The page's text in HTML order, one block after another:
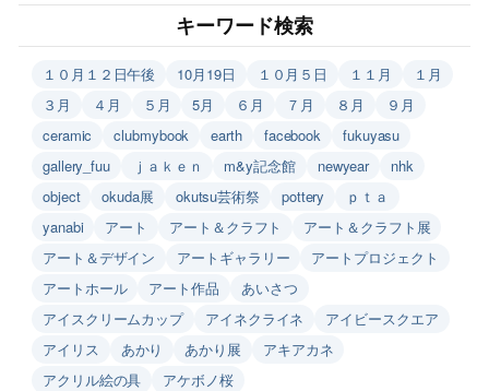
キーワード検索
１０月１２日午後 10月19日 １０月５日 １１月
１月
３月
４月 ５月 5月 ６月 ７月 ８月
９月
ceramic
clubmybook earth facebook
fukuyasu
gallery_fuu
ｊａｋｅｎ m&y記念館 newyear
nhk
object
okuda展 okutsu芸術祭 pottery
ｐｔａ
yanabi
アート アート＆クラフト
アート＆クラフト展
アート＆デザイン
アートギャラリー
アートプロジェクト
アートホール
アート作品
あいさつ
アイスクリームカップ
アイネクライネ
アイビースクエア
アイリス
あかり あかり展
アキアカネ
アクリル絵の具
アケボノ桜